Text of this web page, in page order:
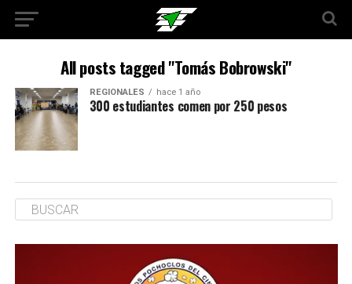
All posts tagged "Tomás Bobrowski"
REGIONALES hace 1 año
300 estudiantes comen por 250 pesos